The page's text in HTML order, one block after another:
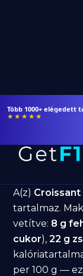
Több 1000+ elégedett
★★★★★
A(z) Croissant
tartalmaz.
vetítve: 8 g
cukor),22 g
per 100 g —